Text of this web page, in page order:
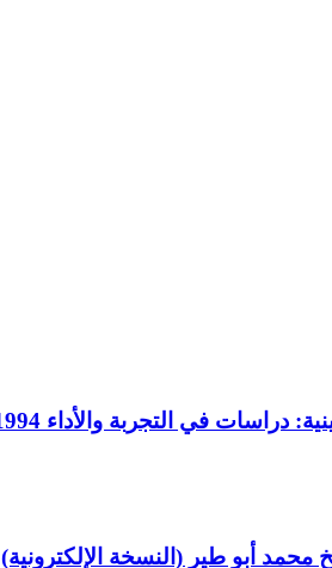
والأداء 1994-2013 (النسخة الإلكترونية)
أبو طير (النسخة الإلكترونية)